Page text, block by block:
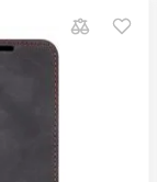
- přesné výřezy na
výřezů pro porty
tlačítka